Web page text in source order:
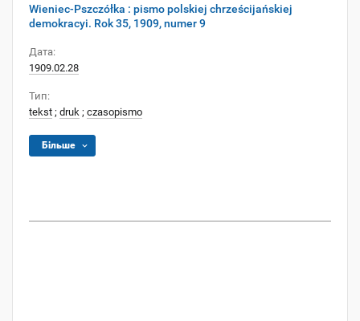
Wieniec-Pszczółka : pismo polskiej chrześcijańskiej
demokracyi. Rok 35, 1909, numer 9
Дата:
1909.02.28
Тип:
tekst ; druk ; czasopismo
Більше